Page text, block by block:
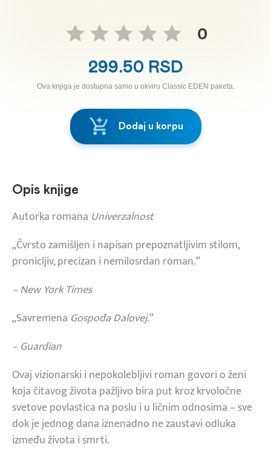
0
299.50 RSD
Ova knjiga je dostupna samo u okviru Classic EDEN paketa.
Dodaj u korpu
Opis knjige
Autorka romana Univerzalnost
„Čvrsto zamišljen i napisan prepoznatljivim stilom,
pronicljiv, precizan i nemilosrdan roman.“
– New York Times
„Savremena Gospođa Dalovej.“
– Guardian
Ovaj vizionarski i nepokolebljivi roman govori o ženi
koja čitavog života pažljivo bira put kroz krvoločne
svetove povlastica na poslu i u ličnim odnosima – sve
dok je jednog dana iznenadno ne zaustavi odluka
između života i smrti.